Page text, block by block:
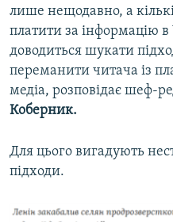
лише нещодавно, а
платити за інформацію
доводиться шукати
переманити читача із
медіа, розповідає шеф-
Коберник.
Для цього вигадують
підходи.